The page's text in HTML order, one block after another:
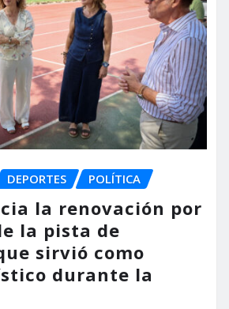
DEPORTES POLÍTICA
la renovación por
la pista de
sirvió como
durante la